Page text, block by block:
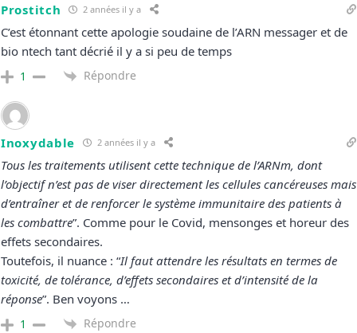
Prostitch 2 années il y a
C’est étonnant cette apologie soudaine de l’ARN messager et de
bio ntech tant décrié il y a si peu de temps
1 Répondre
Inoxydable 2 années il y a
Tous les traitements utilisent cette technique de l’ARNm, dont
l’objectif n’est pas de viser directement les cellules cancéreuses mais
d’entraîner et de renforcer le système immunitaire des patients à
les combattre”. Comme pour le Covid, mensonges et horeur des
effets secondaires.
Toutefois, il nuance : “Il faut attendre les résultats en termes de
toxicité, de tolérance, d’effets secondaires et d’intensité de la
réponse”. Ben voyons …
1 Répondre